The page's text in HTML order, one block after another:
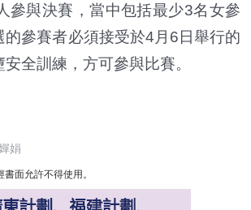
參與決賽，當中包括最少3名女參
的參賽者必須接受於4月6日舉行的
全訓練，方可參與比賽。
娟
面允許不得使用。